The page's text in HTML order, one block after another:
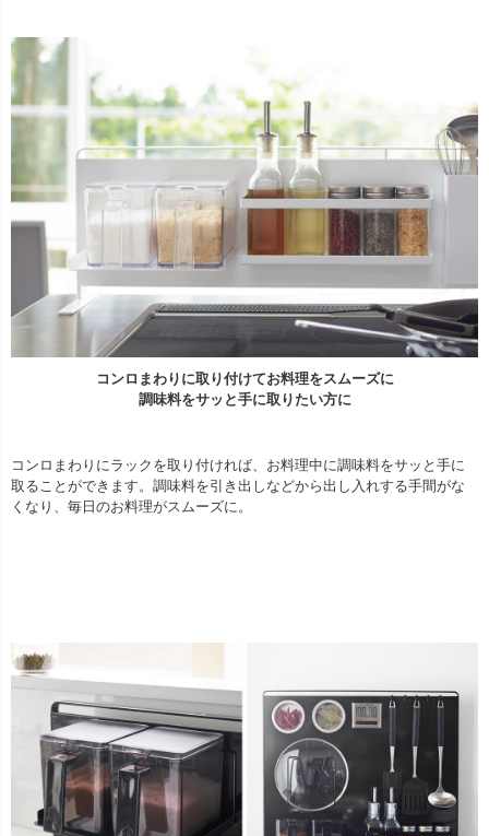
コンロまわりに取り付けてお料理をスムーズに
調味料をサッと手に取りたい方に
コンロまわりにラックを取り付ければ、お料理中に調味料をサッと手に
取ることができます。調味料を引き出しなどから出し入れする手間がな
くなり、毎日のお料理がスムーズに。